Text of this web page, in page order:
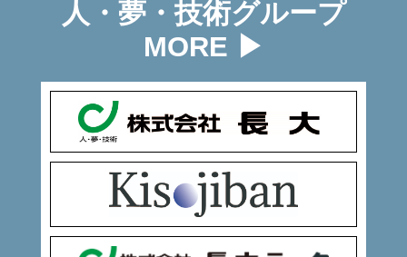
人・夢・技術グループ
MORE ▶